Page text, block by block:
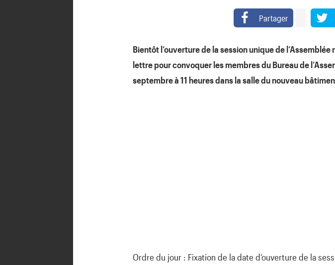
Partager
Bientôt l’ouverture de la session unique de
lettre pour convoquer les membres du Bureau de
septembre à 11 heures dans la salle du nouveau
Ordre du jour : Fixation de la date d’ouverture de la